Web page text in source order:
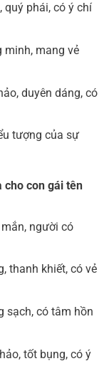
quý phái, có ý chí
minh, mang vẻ
duyên dáng, có
tượng của sự
cho con gái tên
người có
thanh khiết, có vẻ
sạch, có tâm hồn
tốt bụng, có ý